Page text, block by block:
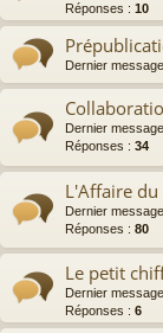
Réponses : 10
Dernier
Dernier
Réponses : 34
L'Affaire
Dernier
Réponses : 80
Le petit
Dernier
Réponses : 6